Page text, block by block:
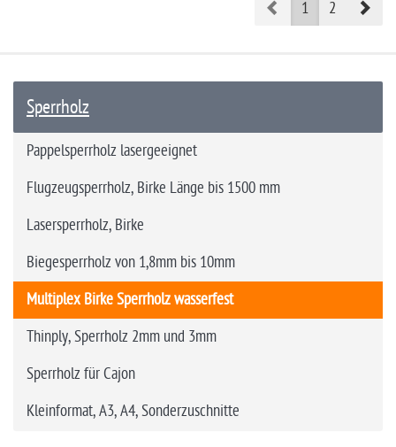
Prev1 2
Sperrholz
Pappelsperrholz lasergeeignet
Flugzeugsperrholz, Birke Länge bis 1500 mm
Lasersperrholz, Birke
Biegesperrholz von 1,8mm bis 10mm
Multiplex Birke Sperrholz wasserfest
Thinply, Sperrholz 2mm und 3mm
Sperrholz für Cajon
Kleinformat, A3, A4, Sonderzuschnitte